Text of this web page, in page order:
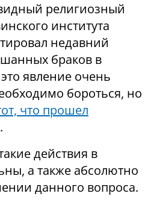
религиозный
института
недавний
браков в
явление очень
бороться, но
что прошел
действия в
а также абсолютно
данного вопроса.